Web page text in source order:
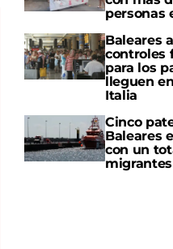
personas
Baleares
controles
para los
lleguen
Italia
Cinco
Baleares
con un
migrantes